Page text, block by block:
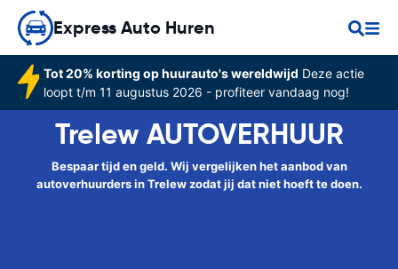
Express Auto Huren
Tot 20% korting op huurauto's wereldwijd Deze actie
loopt t/m 11 augustus 2026 - profiteer vandaag nog!
Trelew AUTOVERHUUR
Bespaar tijd en geld. Wij vergelijken het aanbod van
autoverhuurders in Trelew zodat jij dat niet hoeft te doen.